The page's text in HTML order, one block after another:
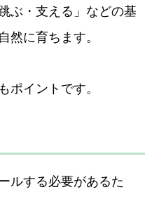
ぶ・支える」などの基
然に育ちます。
ポイントです。
ルする必要があるた